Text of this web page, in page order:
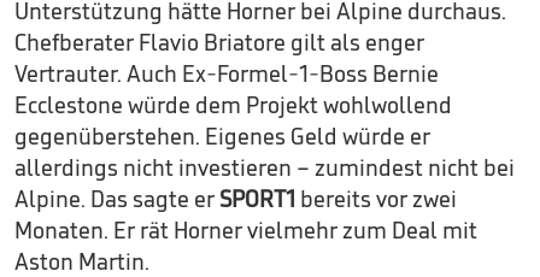
Unterstützung hätte Horner bei Alpine durchaus.
Chefberater Flavio Briatore gilt als enger
Vertrauter. Auch Ex-Formel-1-Boss Bernie
Ecclestone würde dem Projekt wohlwollend
gegenüberstehen. Eigenes Geld würde er
allerdings nicht investieren – zumindest nicht bei
Alpine. Das sagte er SPORT1 bereits vor zwei
Monaten. Er rät Horner vielmehr zum Deal mit
Aston Martin.